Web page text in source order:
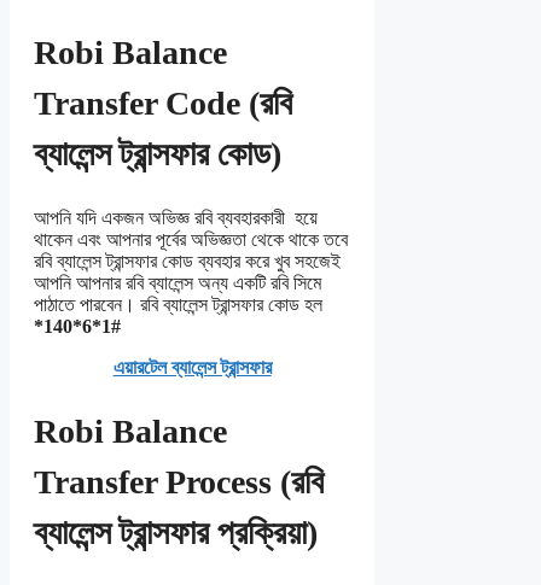
Robi Balance
Transfer Code (রবি
ব্যালেন্স ট্রান্সফার কোড)
আপনি যদি একজন অভিজ্ঞ রবি ব্যবহারকারী হয়ে
থাকেন এবং আপনার পূর্বের অভিজ্ঞতা থেকে থাকে তবে
রবি ব্যালেন্স ট্রান্সফার কোড ব্যবহার করে খুব সহজেই
আপনি আপনার রবি ব্যালেন্স অন্য একটি রবি সিমে
পাঠাতে পারবেন। রবি ব্যালেন্স ট্রান্সফার কোড হল
*140*6*1#
এয়ারটেল ব্যালেন্স ট্রান্সফার
Robi Balance
Transfer Process (রবি
ব্যালেন্স ট্রান্সফার প্রক্রিয়া)